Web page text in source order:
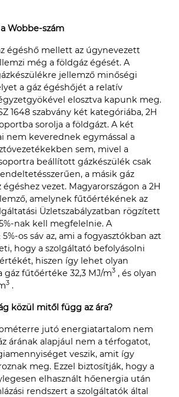
Wobbe-szám
égéshő mellett az úgynevezett
még a földgáz égését. A
jellemző minőségi
a gáz égéshőjét a relatív
elosztva kapunk meg.
1648 szabvány két kategóriába, 2H
sorolja a földgázt. A két
nem keverednek egymással a
sem, mivel a
beállított gázkészülék csak
a másik gáz
égéshez vezet. Magyarországon a 2H
amelynek fűtőértékének az
Üzletszabályzatban rögzített
nak kell megfelelnie. A
os sáv az, ami a fogyasztókban azt
hogy a szolgáltató befolyásolni
hiszen így lehet olyan
gáz fűtőértéke 32,3 MJ/m3 , és olyan
3 .
közül mitől függ az ára?
jutó energiatartalom nem
árának alapjául nem a térfogatot,
veszik, amit így
meg. Ezzel biztosítják, hogy a
elhasznált hőenergia után
rendszert a szolgáltatók által